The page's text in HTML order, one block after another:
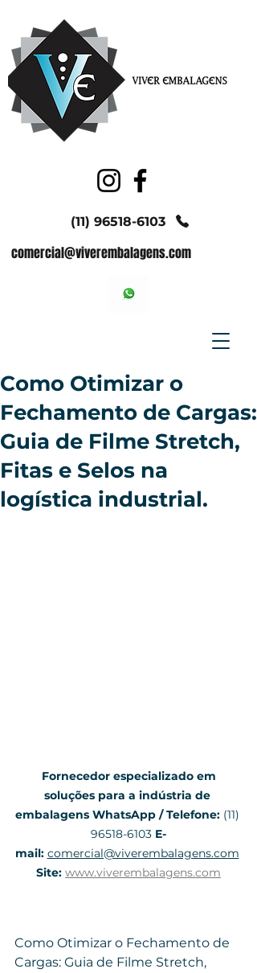
(11) 96518-6103
comercial@viverembalagens.com
Como Otimizar o
Fechamento de Cargas:
Guia de Filme Stretch,
Fitas e Selos na
logística industrial.
Fornecedor especializado em
soluções para a indústria de
embalagens WhatsApp / Telefone: (11)
96518-6103 E-
mail: comercial@viverembalagens.com
Site: www.viverembalagens.com
Como Otimizar o Fechamento de
Cargas: Guia de Filme Stretch,